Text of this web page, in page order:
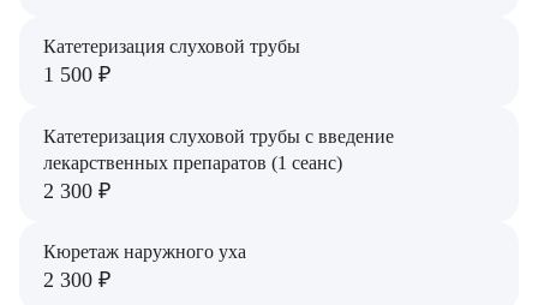
Катетеризация слуховой трубы
1 500 ₽
Катетеризация слуховой трубы с введение
лекарственных препаратов (1 сеанс)
2 300 ₽
Кюретаж наружного уха
2 300 ₽